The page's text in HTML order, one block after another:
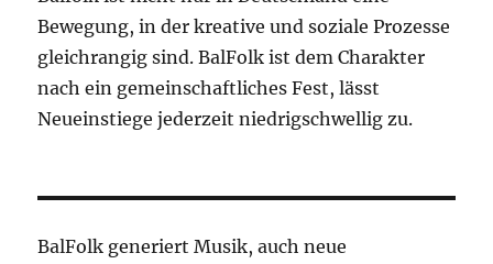
Bewegung, in der kreative und soziale Prozesse
gleichrangig sind. BalFolk ist dem Charakter
nach ein gemeinschaftliches Fest, lässt
Neueinstiege jederzeit niedrigschwellig zu.
BalFolk generiert Musik, auch neue